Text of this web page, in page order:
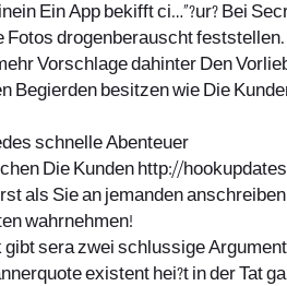
Ein App bekifft ci…”?ur? Bei
Fotos drogenberauscht feststellen.
Vorschlage dahinter Den
besitzen wie Die
schnelle Abenteuer
Die Kunden http://
als Sie an jemanden
wahrnehmen!
sera zwei schlussige
existent hei?t in der Tat